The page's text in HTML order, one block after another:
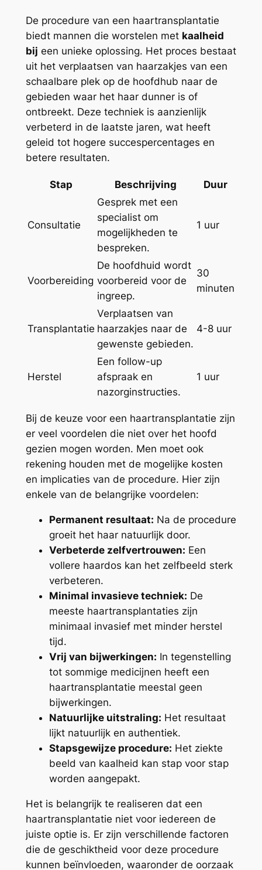
De procedure van een haartransplantatie
biedt mannen die worstelen met kaalheid
bij een unieke oplossing. Het proces bestaat
uit het verplaatsen van haarzakjes van een
schaalbare plek op de hoofdhub naar de
gebieden waar het haar dunner is of
ontbreekt. Deze techniek is aanzienlijk
verbeterd in de laatste jaren, wat heeft
geleid tot hogere succespercentages en
betere resultaten.
Stap Beschrijving Duur
Consultatie
Gesprek met een
specialist om
mogelijkheden te
bespreken.
1 uur
Voorbereiding
De hoofdhuid wordt
voorbereid voor de
ingreep.
30
minuten
Transplantatie
Verplaatsen van
haarzakjes naar de
gewenste gebieden.
4-8 uur
Herstel
Een follow-up
afspraak en
nazorginstructies.
1 uur
Bij de keuze voor een haartransplantatie zijn
er veel voordelen die niet over het hoofd
gezien mogen worden. Men moet ook
rekening houden met de mogelijke kosten
en implicaties van de procedure. Hier zijn
enkele van de belangrijke voordelen:
Permanent resultaat: Na de procedure
groeit het haar natuurlijk door.
Verbeterde zelfvertrouwen: Een
vollere haardos kan het zelfbeeld sterk
verbeteren.
Minimal invasieve techniek: De
meeste haartransplantaties zijn
minimaal invasief met minder herstel
tijd.
Vrij van bijwerkingen: In tegenstelling
tot sommige medicijnen heeft een
haartransplantatie meestal geen
bijwerkingen.
Natuurlijke uitstraling: Het resultaat
lijkt natuurlijk en authentiek.
Stapsgewijze procedure: Het ziekte
beeld van kaalheid kan stap voor stap
worden aangepakt.
Het is belangrijk te realiseren dat een
haartransplantatie niet voor iedereen de
juiste optie is. Er zijn verschillende factoren
die de geschiktheid voor deze procedure
kunnen beïnvloeden, waaronder de oorzaak